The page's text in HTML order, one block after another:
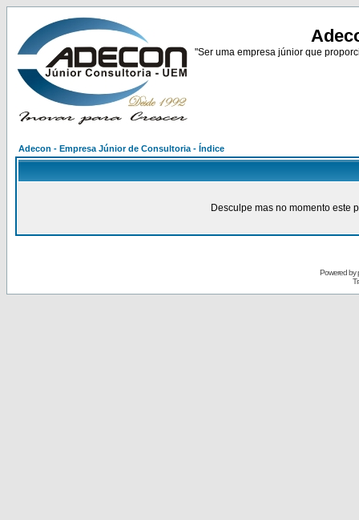
"Ser uma empresa júnior que
Adecon - Empresa Júnior de Consultoria - Índice
Desculpe mas no momento este
Powered by